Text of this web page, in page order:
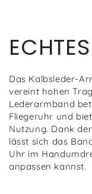
Das Kalbsleder-
vereint hohen
Lederarmband
Fliegeruhr und
Nutzung. Dank
lässt sich das
Uhr im
anpassen kannst.